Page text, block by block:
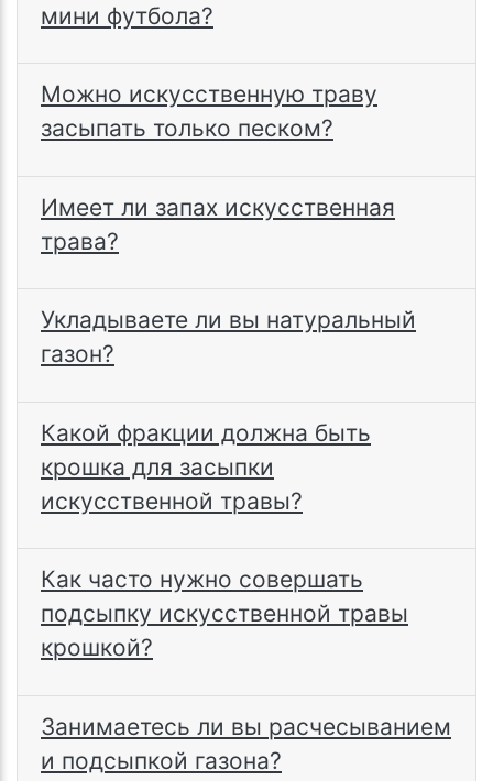
мини футбола?
Можно искусственную траву
засыпать только песком?
Имеет ли запах искусственная
трава?
Укладываете ли вы натуральный
газон?
Какой фракции должна быть
крошка для засыпки
искусственной травы?
Как часто нужно совершать
подсыпку искусственной травы
крошкой?
Занимаетесь ли вы расчесыванием
и подсыпкой газона?